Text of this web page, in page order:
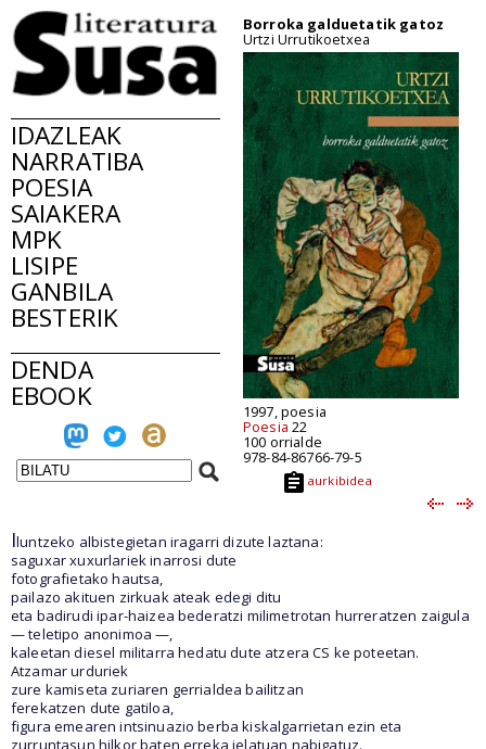
IDAZLEAK
NARRATIBA
POESIA
SAIAKERA
MPK
LISIPE
GANBILA
BESTERIK
DENDA
EBOOK
Borroka galduetatik gatoz
Urtzi Urrutikoetxea
1997, poesia
Poesia 22
100 orrialde
978-84-86766-79-5
aurkibidea
Iluntzeko albistegietan iragarri dizute laztana:
saguxar xuxurlariek inarrosi dute
fotografietako hautsa,
pailazo akituen zirkuak ateak edegi ditu
eta badirudi ipar-haizea bederatzi milimetrotan hurreratzen zaigula
— teletipo anonimoa —,
kaleetan diesel militarra hedatu dute atzera CS ke poteetan.
Atzamar urduriek
zure kamiseta zuriaren gerrialdea bailitzan
ferekatzen dute gatiloa,
figura emearen intsinuazio berba kiskalgarrietan ezin eta
zurruntasun hilkor baten erreka jelatuan nabigatuz.